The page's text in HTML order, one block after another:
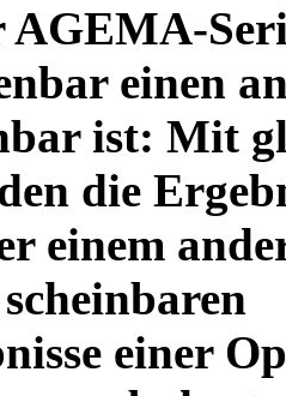
einen
ist: Mit
die
einem
einer